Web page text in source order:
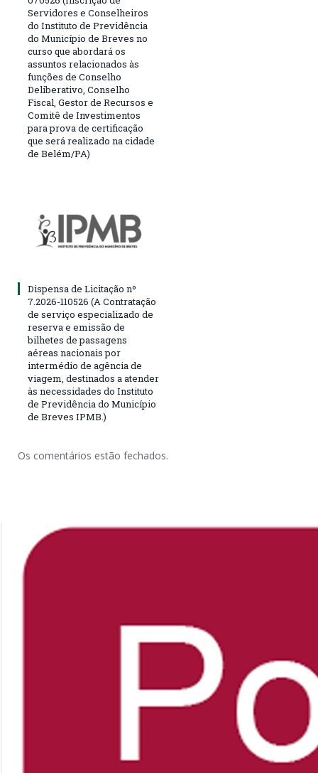
Servidores e Conselheiros
do Instituto de Previdência
do Município de Breves no
curso que abordará os
assuntos relacionados às
funções de Conselho
Deliberativo, Conselho
Fiscal, Gestor de Recursos e
Comitê de Investimentos
para prova de certificação
que será realizado na cidade
de Belém/PA)
Dispensa de Licitação nº
7.2026-110526 (A Contratação
de serviço especializado de
reserva e emissão de
bilhetes de passagens
aéreas nacionais por
intermédio de agência de
viagem, destinados a atender
às necessidades do Instituto
de Previdência do Município
de Breves IPMB.)
Os comentários estão fechados.